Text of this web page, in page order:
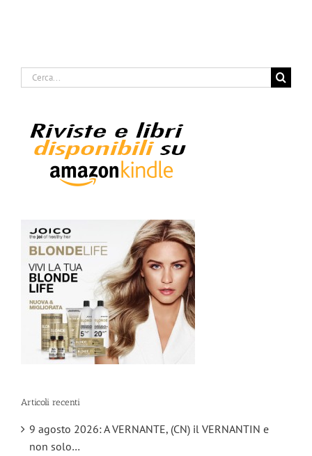
Cerca
per:
Articoli recenti
9 agosto 2026: A VERNANTE, (CN) il VERNANTIN e
non solo…